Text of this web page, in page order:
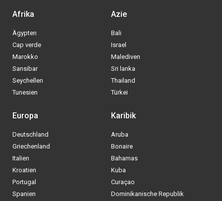
Afrika
Ägypten
Cap verde
Marokko
Sansibar
Seychellen
Tunesien
Azie
Bali
Israel
Malediven
Sri lanka
Thailand
Türkei
Europa
Deutschland
Griechenland
Italien
Kroatien
Portugal
Spanien
Karibik
Aruba
Bonaire
Bahamas
Kuba
Curaçao
Dominikanische Republik